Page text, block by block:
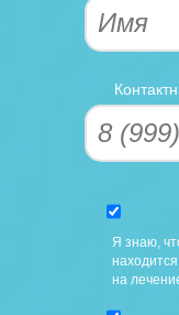
Я знаю,
на